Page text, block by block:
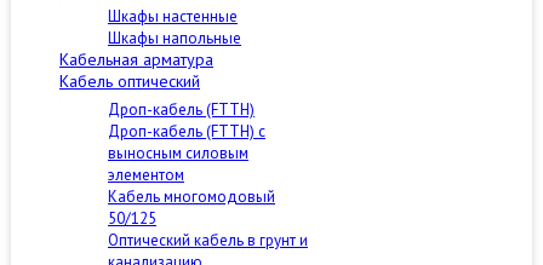
Шкафы настенные
Шкафы напольные
Кабельная арматура
Кабель оптический
Дроп-кабель (FTTH)
Дроп-кабель (FTTH) с
выносным силовым
элементом
Кабель многомодовый
50/125
Оптический кабель в грунт и